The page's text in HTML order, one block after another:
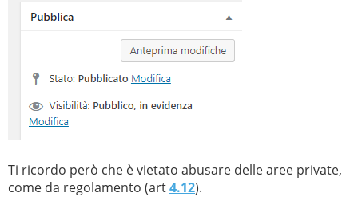
Ti ricordo però che è vietato abusare delle aree private,
come da regolamento (art4.12).